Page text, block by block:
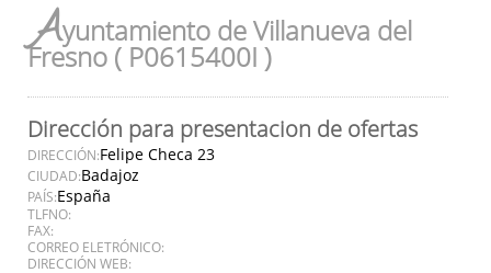
Ayuntamiento de Villanueva del
Fresno ( P0615400I )
Dirección para presentacion de ofertas
DIRECCIÓN:Felipe Checa 23
CIUDAD:Badajoz
PAÍS:España
TLFNO:
FAX:
CORREO ELETRÓNICO:
DIRECCIÓN WEB: